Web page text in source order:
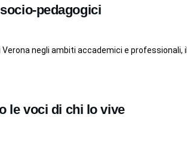
pedagogici
negli ambiti accademici e professionali, il
le voci di chi lo vive